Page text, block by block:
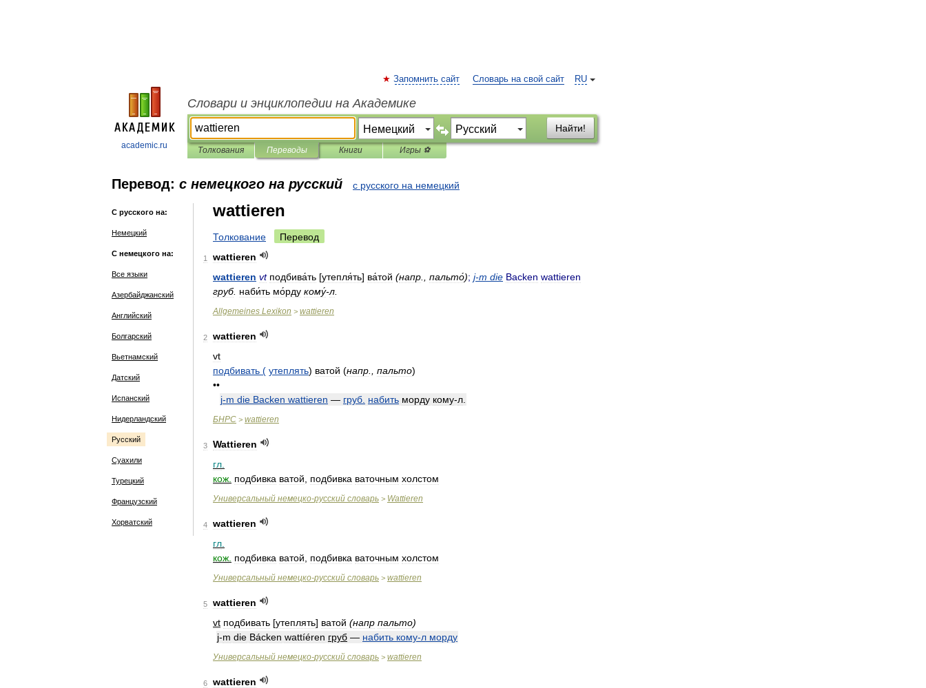
academic.ru
RU
Запомнить сайт Словарь на свой сайт
Словари и энциклопедии на Академике
Найти!
Толкования Переводы Книги Игры ⚽
Перевод: с немецкого на русский с русского на немецкий
С русского на:
Немецкий
С немецкого на:
Все языки
Азербайджанский
Английский
Болгарский
Вьетнамский
Датский
Испанский
Нидерландский
Русский
Суахили
Турецкий
Французский
Хорватский
wattieren
Толкование Перевод
1
wattieren
wattieren vt подбива́ть [утепля́ть] ва́той (напр пальто́); j-m die Backen wattieren
груб. наби́ть мо́рду кому́-л
Allgemeines Lexikon > wattieren
2
wattieren
vt
подбивать ( утеплять) ватой (напр пальто)
••
j-m die Backen wattieren — груб набить морду кому-л
БНРС > wattieren
3
Wattieren
гл
кож подбивка ватой подбивка ваточным холстом
Универсальный немецко-русский словарь > Wattieren
4
wattieren
гл
кож подбивка ватой подбивка ваточным холстом
Универсальный немецко-русский словарь > wattieren
5
wattieren
vt подбивать [утеплять] ватой (напр пальто)
j-m die Bácken wattíéren груб — набить кому-л морду
Универсальный немецко-русский словарь > wattieren
6
wattieren